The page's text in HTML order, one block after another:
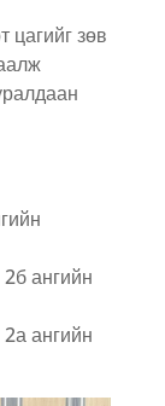
цагийг зөв
ангийн
ангийн